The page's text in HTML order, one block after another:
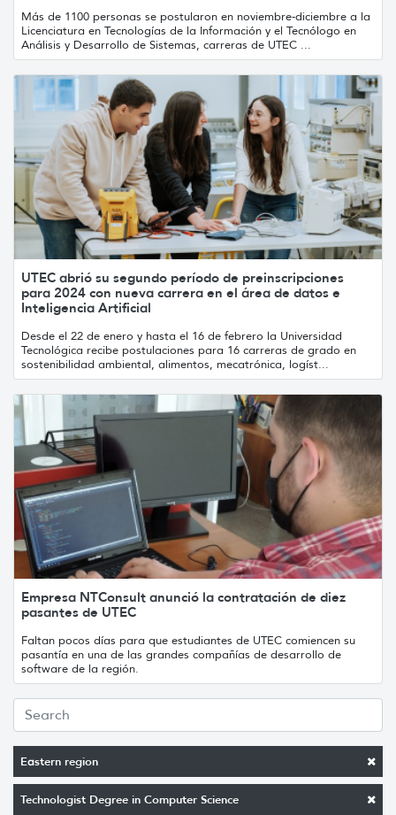
Eastern region
Technologist Degree in Computer Science
Más de 1100 personas se postularon en noviembre-diciembre a la
Licenciatura en Tecnologías de la Información y el Tecnólogo en
Análisis y Desarrollo de Sistemas, carreras de UTEC ...
UTEC abrió su segundo período de preinscripciones
para 2024 con nueva carrera en el área de datos e
Inteligencia Artificial
Desde el 22 de enero y hasta el 16 de febrero la Universidad
Tecnológica recibe postulaciones para 16 carreras de grado en
sostenibilidad ambiental, alimentos, mecatrónica, logíst...
Empresa NTConsult anunció la contratación de diez
pasantes de UTEC
Faltan pocos días para que estudiantes de UTEC comiencen su
pasantía en una de las grandes compañías de desarrollo de
software de la región.